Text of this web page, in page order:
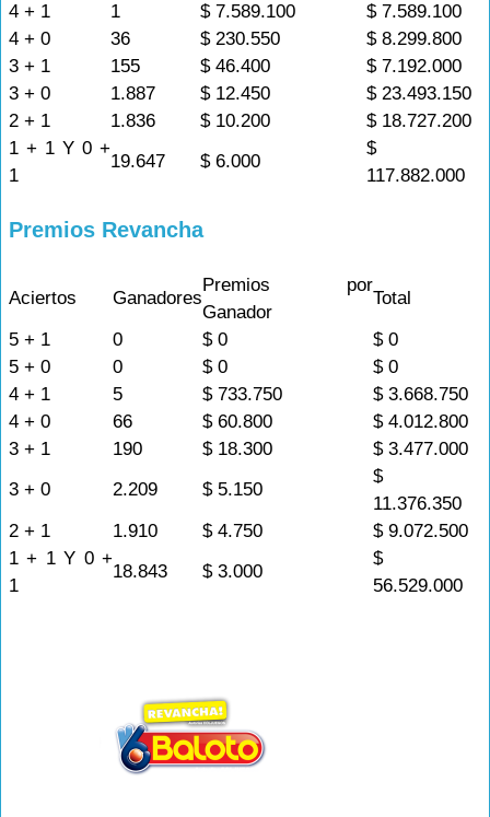
4 + 1
1 $ 7.589.100
$ 7.589.100
4 + 0
36 $ 230.550
$ 8.299.800
3 + 1
155 $ 46.400
$ 7.192.000
3 + 0
1.887 $ 12.450
$ 23.493.150
2 + 1
1.836 $ 10.200
$ 18.727.200
1 + 1 Y 0 +
1
19.647 $ 6.000
$
117.882.000
Premios Revancha
Aciertos Ganadores
Premios por
Ganador
Total
5 + 1
0 $ 0
$ 0
5 + 0
0 $ 0
$ 0
4 + 1
5 $ 733.750
$ 3.668.750
4 + 0
66 $ 60.800
$ 4.012.800
3 + 1
190 $ 18.300
$ 3.477.000
3 + 0
2.209 $ 5.150
$
11.376.350
2 + 1
1.910 $ 4.750
$ 9.072.500
1 + 1 Y 0 +
1
18.843 $ 3.000
$
56.529.000